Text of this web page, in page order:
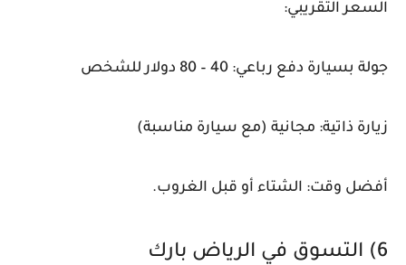
السعر التقريبي:
جولة بسيارة دفع رباعي: 40 – 80 دولار للشخص
زيارة ذاتية: مجانية (مع سيارة مناسبة)
أفضل وقت: الشتاء أو قبل الغروب.
6) التسوق في الرياض بارك